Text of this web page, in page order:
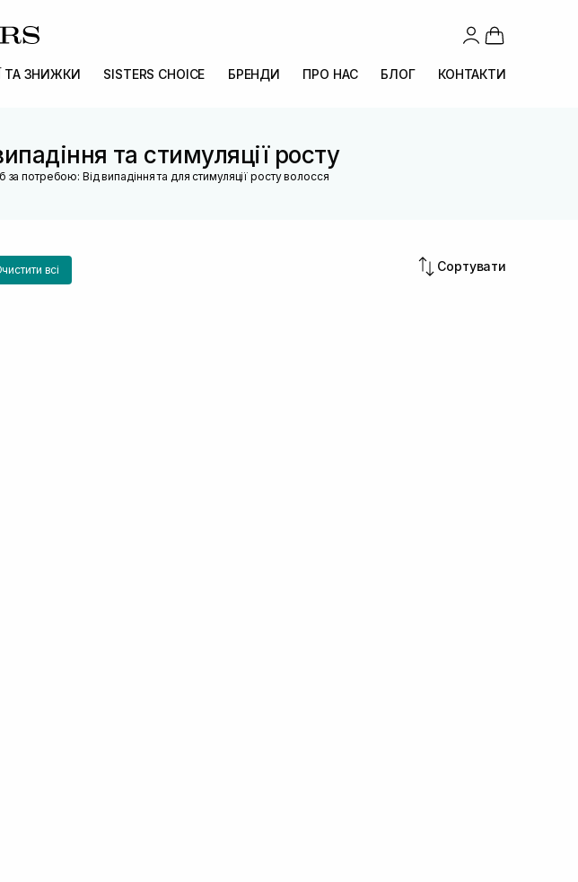
ТА ЗНИЖКИ SISTERS CHOICE БРЕНДИ ПРО НАС БЛОГ КОНТАКТИ
та стимуляції росту
за потребою: Від випадіння та для стимуляції росту волосся
всі Сортувати